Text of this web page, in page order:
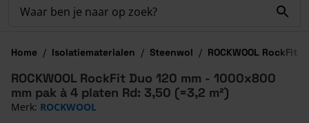
Home / Isolatiematerialen / Steenwol / ROCKWOOL RockFit
ROCKWOOL RockFit Duo 120 mm - 1000x800
mm pak à 4 platen Rd: 3,50 (=3,2 m²)
Merk: ROCKWOOL